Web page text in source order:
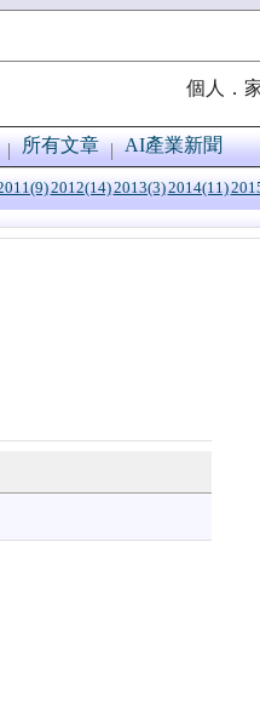
個人．
所有文章 AI產業新聞
2012(14)2013(3)2014(11)